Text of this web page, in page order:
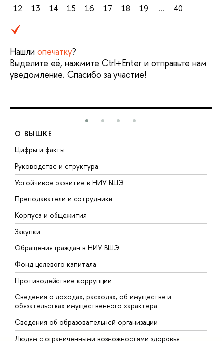
12
13 14 15 16 17 18 19 ... 40
Нашли опечатку?
Выделите её, нажмите Ctrl+Enter и отправьте нам
уведомление. Спасибо за участие!
О ВЫШКЕ
Цифры и факты
Руководство и структура
Устойчивое развитие в НИУ ВШЭ
Преподаватели и сотрудники
Корпуса и общежития
Закупки
Обращения граждан в НИУ ВШЭ
Фонд целевого капитала
Противодействие коррупции
Сведения о доходах, расходах, об имуществе и
обязательствах имущественного характера
Сведения об образовательной организации
Людям с ограниченными возможностями здоровья